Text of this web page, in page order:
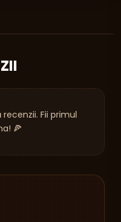
Fii primul
🍕